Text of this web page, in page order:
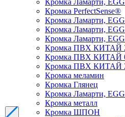
Кромка Ламарти,
Кромка PerfectSense®
Кромка Ламарти,
Кромка Ламарти,
Кромка Ламарти,
Кромка ПВХ КИТАЙ
Кромка ПВХ КИТАЙ
Кромка ПВХ КИТАЙ
Кромка меламин
Кромка Глянец
Кромка Ламарти,
Кромка металл
Кромка ШПОН